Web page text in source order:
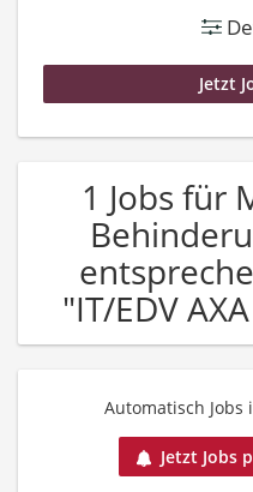
1 Jobs für
"IT/EDV
Automatisch Jobs
Jetzt Jobs